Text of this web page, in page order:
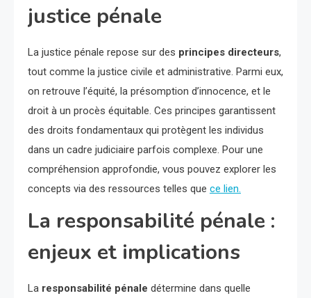
justice pénale
La justice pénale repose sur des principes directeurs,
tout comme la justice civile et administrative. Parmi eux,
on retrouve l’équité, la présomption d’innocence, et le
droit à un procès équitable. Ces principes garantissent
des droits fondamentaux qui protègent les individus
dans un cadre judiciaire parfois complexe. Pour une
compréhension approfondie, vous pouvez explorer les
concepts via des ressources telles que ce lien.
La responsabilité pénale :
enjeux et implications
La responsabilité pénale détermine dans quelle